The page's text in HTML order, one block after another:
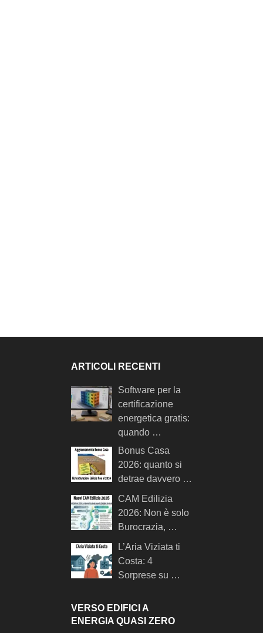
ARTICOLI RECENTI
Software per la
certificazione
energetica gratis:
quando …
Bonus Casa
2026: quanto si
detrae davvero …
CAM Edilizia
2026: Non è solo
Burocrazia, …
L’Aria Viziata ti
Costa: 4
Sorprese su …
VERSO EDIFICI A
ENERGIA QUASI ZERO